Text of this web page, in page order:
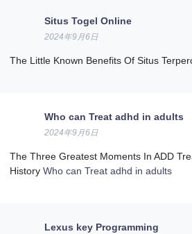
Situs Togel Online
2024年9月6日
The Little Known Benefits Of Situs
Who can Treat adhd in adults
2024年9月6日
The Three Greatest Moments In ADD
HistoryWho can Treat adhd in adults
Lexus key Programming